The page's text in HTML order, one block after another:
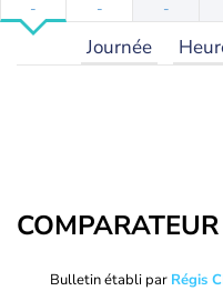
- - -
Journée
COMPARATEUR
Bulletin établi par Régis